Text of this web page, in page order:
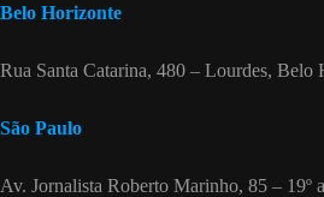
Belo Horizonte
Rua Santa Catarina, 480 – Lourdes, Belo
São Paulo
Av. Jornalista Roberto Marinho, 85 – 19º